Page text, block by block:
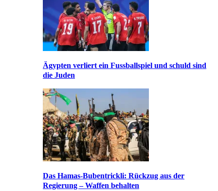
Ägypten verliert ein Fussballspiel und schuld sind
die Juden
Das Hamas-Bubentrickli: Rückzug aus der
Regierung – Waffen behalten